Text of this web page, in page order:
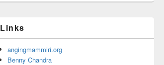
Links
angingmammiri.org
Benny Chandra